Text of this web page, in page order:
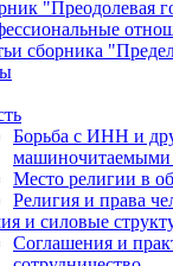
"Преодолевая
сборника
Борьба с ИНН и
машиночитаемыми
Место религии в
Религия и права
и силовые
Соглашения и